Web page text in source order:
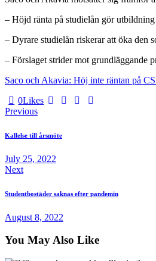
– Höjd ränta på studielån gör
– Dyrare studielån riskerar att öka den
– Förslaget strider mot grundläggande
Saco och Akavia: Höj inte räntan på
0Likes
Post
navigation
Previous
Kallelse till årsmöte
July 25, 2022
Next
Studentbostäder saknas efter pandemin
August 8, 2022
You May Also Like